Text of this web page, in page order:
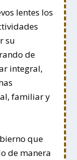
lentes los
su
de
integral,
familiar y
que
de manera